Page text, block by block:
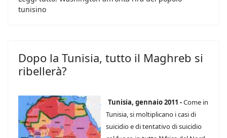
tunisino
Dopo la Tunisia, tutto il Maghreb si
ribellerà?
Tunisia, gennaio 2011 -Come in
Tunisia, si moltiplicano i casi di
suicidio e di tentativo di suicidio